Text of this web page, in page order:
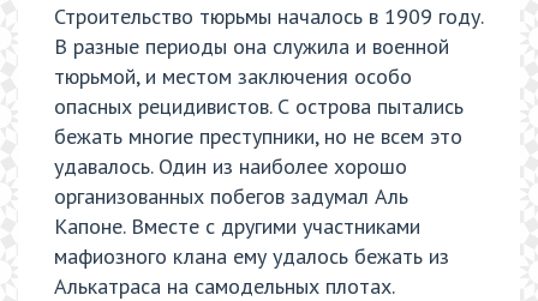
Строительство тюрьмы началось в 1909 году.
В разные периоды она служила и военной
тюрьмой, и местом заключения особо
опасных рецидивистов. С острова пытались
бежать многие преступники, но не всем это
удавалось. Один из наиболее хорошо
организованных побегов задумал Аль
Капоне. Вместе с другими участниками
мафиозного клана ему удалось бежать из
Алькатраса на самодельных плотах.